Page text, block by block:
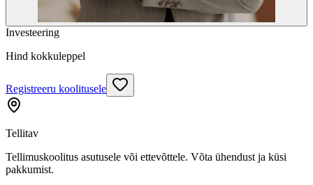
Investeering
Hind kokkuleppel
Registreeru koolitusele
Tellitav
Tellimuskoolitus asutusele või ettevõttele. Võta ühendust ja küsi
pakkumist.